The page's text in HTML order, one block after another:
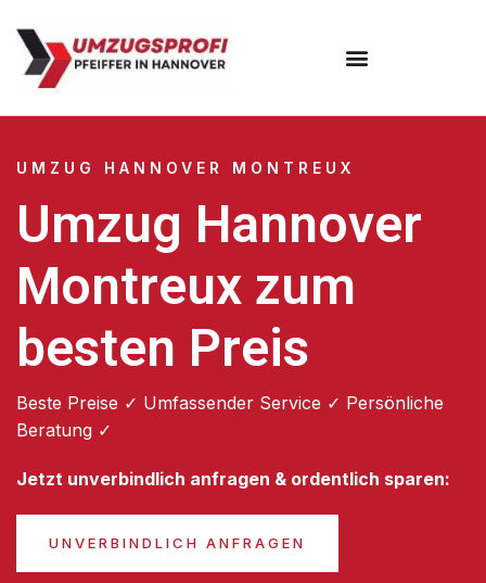
UMZUG HANNOVER MONTREUX
Umzug Hannover
Montreux zum
besten Preis
Beste Preise ✓ Umfassender Service ✓ Persönliche
Beratung ✓
Jetzt unverbindlich anfragen & ordentlich sparen:
UNVERBINDLICH ANFRAGEN